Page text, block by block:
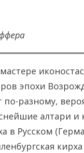
эпохи
разному,
алтари и
в Русском